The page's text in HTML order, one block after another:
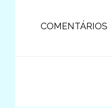
COMENTÁRIOS